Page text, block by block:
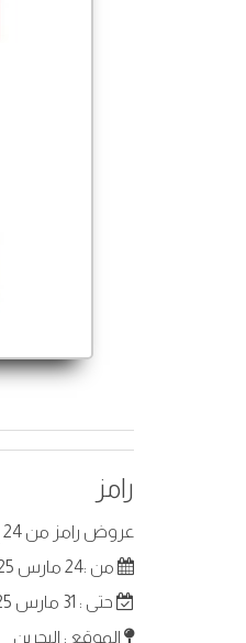
رامز
عروض رامز من 24 إلى 31 مارس 2025 في البحرين. أفضل العروض على عناصر مختارة.
من :24 مارس 2025
حتى : 31 مارس 2025
الموقع : البحرين